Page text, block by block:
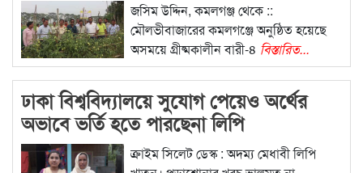
জসিম উদ্দিন, কমলগঞ্জ থেকে ::
মৌলভীবাজারের কমলগঞ্জে অনুষ্ঠিত হয়েছে
অসময়ে গ্রীষ্মকালীন বারী-৪ বিস্তারিত...
ঢাকা বিশ্ববিদ্যালয়ে সুযোগ পেয়েও অর্থের
অভাবে ভর্তি হতে পারছেনা লিপি
ক্রাইম সিলেট ডেস্ক : অদম্য মেধাবী লিপি